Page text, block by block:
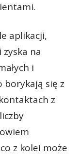
aplikacji,
na
i
się z
z
z kolei może